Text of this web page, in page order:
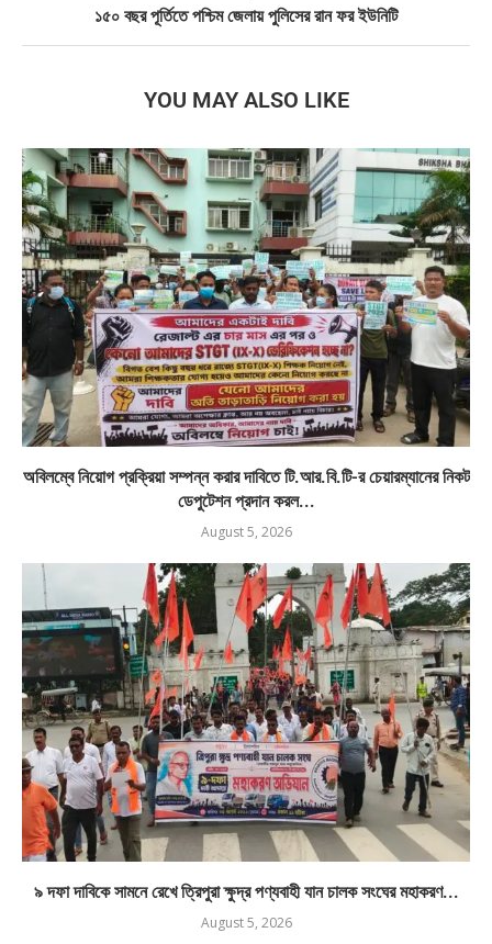
১৫০ বছর পূর্তিতে পশ্চিম জেলায় পুলিসের রান ফর ইউনিটি
YOU MAY ALSO LIKE
অবিলম্বে নিয়োগ প্রক্রিয়া সম্পন্ন করার দাবিতে টি.আর.বি.টি-র চেয়ারম্যানের নিকট
ডেপুটেশন প্রদান করল...
August 5, 2026
৯ দফা দাবিকে সামনে রেখে ত্রিপুরা ক্ষুদ্র পণ্যবাহী যান চালক সংঘের মহাকরণ...
August 5, 2026